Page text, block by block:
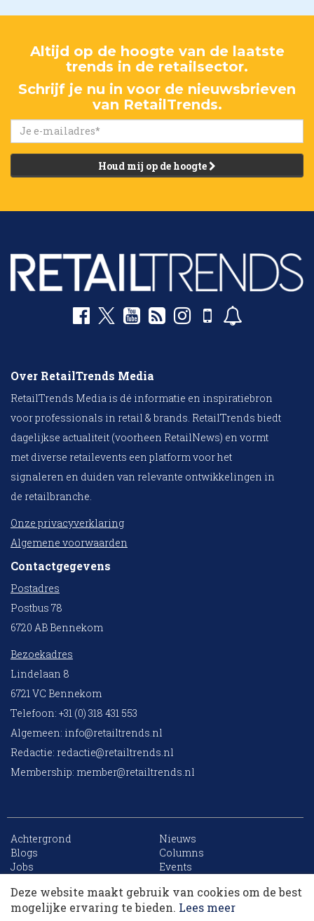
Altijd op de hoogte van de laatste
trends in de retailsector.
Schrijf je nu in voor de nieuwsbrieven
van RetailTrends.
Houd mij op de hoogte
Over RetailTrends Media
RetailTrends Media is dé informatie en inspiratiebron
voor professionals in retail & brands. RetailTrends biedt
dagelijkse actualiteit (voorheen RetailNews) en vormt
met diverse retailevents een platform voor het
signaleren en duiden van relevante ontwikkelingen in
de retailbranche.
Onze privacyverklaring
Algemene voorwaarden
Contactgegevens
Postadres
Postbus 78
6720 AB Bennekom
Bezoekadres
Lindelaan 8
6721 VC Bennekom
Telefoon: +31 (0) 318 431 553
Algemeen: info@retailtrends.nl
Redactie: redactie@retailtrends.nl
Membership: member@retailtrends.nl
Achtergrond
Nieuws
Blogs
Columns
Jobs
Events
Archief
Sitemap
Deze website maakt gebruik van cookies om de best
mogelijke ervaring te bieden. Lees meer
10 collega’s
Korting op events